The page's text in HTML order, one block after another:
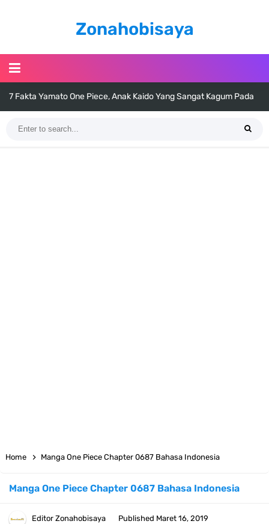
Zonahobisaya
7 Fakta Yamato One Piece, Anak Kaido Yang Sangat Kagum Pada
Home Manga One Piece Chapter 0687 Bahasa Indonesia
Manga One Piece Chapter 0687 Bahasa Indonesia
Editor Zonahobisaya Published Maret 16, 2019